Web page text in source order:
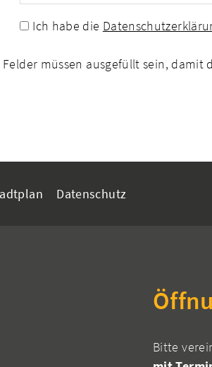
Ich habe die
müssen ausgefüllt sein, damit
Datenschutz
Bitte